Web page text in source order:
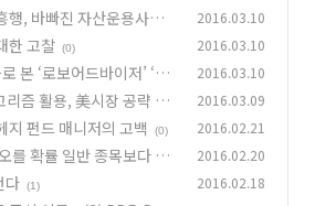
행, 바빠진 자산운용사…
나선다
(0)
2016.03.10
한 고찰 (0) 2016.03.10
본 ‘로보어드바이저’ ‘호
(0)
2016.03.10
리즘 활용, 美시장 공략 원
(2)
2016.03.09
지 펀드 매니저의 고백 (0) 2016.02.21
를 확률 일반 종목보다 1
2016.02.20
다 (1) 2016.02.18